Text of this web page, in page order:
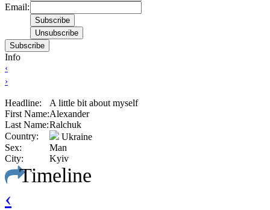
Email:
Subscribe
Info
‹
›
Headline:
A little bit about myself
First Name:Alexander
Last Name:Ralchuk
Country:
Ukraine
Sex:
Man
City:
Kyiv
Timeline
‹